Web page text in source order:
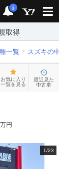
検索 通知
i
取得
一覧 スズキの
お気に入り
一覧を見る
最近見た
中古車
万円
1/23